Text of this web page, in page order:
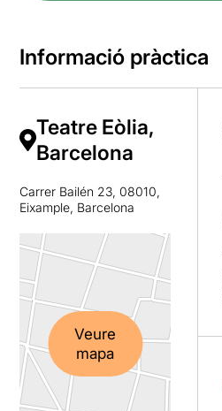
Informació pràctica
Teatre Eòlia,
Barcelona
Carrer Bailén 23, 08010,
Eixample, Barcelona
Veure
mapa